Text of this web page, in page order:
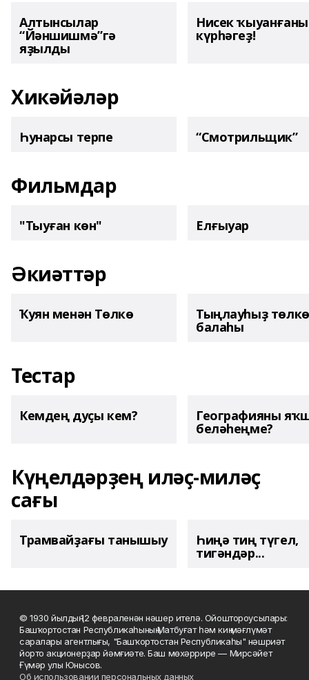
Алтынсылар
“Йәншишмә”гә
яҙылды
Нисек
күрһәгеҙ!
Хикәйәләр
Һунарсы терпе “Смотрильщик”
Фильмдар
"Тыуған көн" Елғыуар
Әкиәттәр
Ҡуян менән Төлкө Тыңлауһыҙ төлкө
балаһы
Тестар
Кемдең дуҫы кем? Географияны
беләһеңме?
Күңелдәрҙең иләҫ-миләҫ
сағы
Трамвайҙағы танышыу Һиңә тиң түгел,
тигәндәр...
© 1930 йылдың 12 февраленән нәшер ителә. Ойоштороусылары:
Башҡортостан Республикаһының Матбуғат һәм киң мәғлүмәт
саралары агентлығы, "Башҡортостан Республикаһы" нәшриәт
йорто акционерҙар йәмғиәте. Баш мөхәррире — Мирсәйет
Ғүмәр улы Юнысов.
Об использовании персональных данных